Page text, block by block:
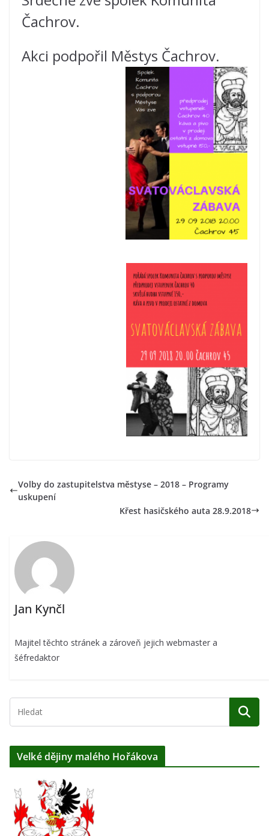
Čachrov.
Akci podpořil Městys Čachrov.
Volby do zastupitelstva městyse – 2018 – Programy
uskupení
Křest hasičského auta 28.9.2018
Jan Kynčl
Majitel těchto stránek a zároveň jejich webmaster a
šéfredaktor
Velké dějiny malého Hořákova